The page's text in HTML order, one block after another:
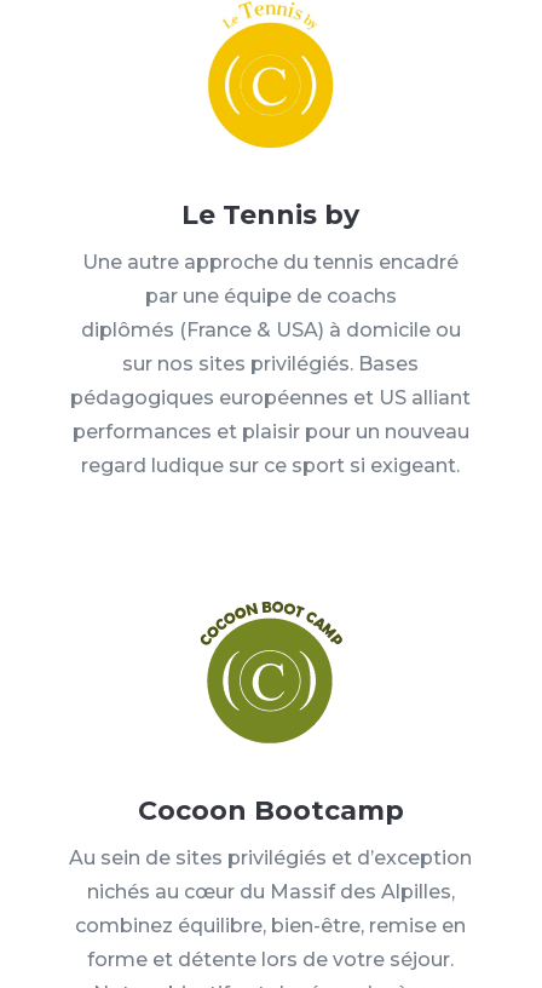
Le Tennis by
Une autre approche du tennis encadré
par une équipe de coachs
diplômés (France & USA) à domicile ou
sur nos sites privilégiés. Bases
pédagogiques européennes et US alliant
performances et plaisir pour un nouveau
regard ludique sur ce sport si exigeant.
Cocoon Bootcamp
Au sein de sites privilégiés et d’exception
nichés au cœur du Massif des Alpilles,
combinez équilibre, bien-être, remise en
forme et détente lors de votre séjour.